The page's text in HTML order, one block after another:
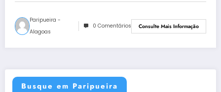
Paripueira -
Alagoas
0 Comentários Consulte Mais Informação
Busque em Paripueira